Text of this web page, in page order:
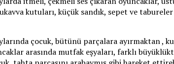
kutuları, küçük sandık, sepet ve
çocuk, bütünü parçalara ayırmaktan
arasında mutfak eşyaları, farklı